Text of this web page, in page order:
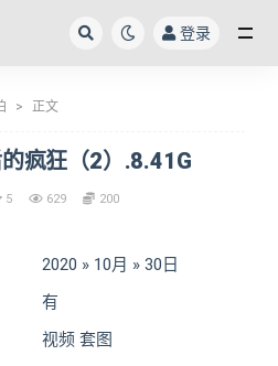
登录
正文
疯狂（2）.8.41G
5 629 200
2020 » 10月 » 30日
有
视频 套图